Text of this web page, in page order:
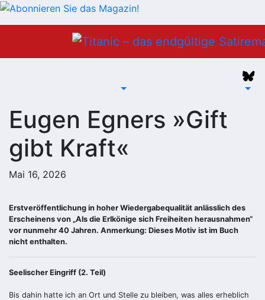
Eugen Egners »Gift
gibt Kraft«
Mai 16, 2026
Erstveröffentlichung in hoher Wiedergabequalität anlässlich des
Erscheinens von „Als die Erlkönige sich Freiheiten herausnahmen“
vor nunmehr 40 Jahren. Anmerkung: Dieses Motiv ist im Buch
nicht enthalten.
Seelischer Eingriff (2. Teil)
Bis dahin hatte ich an Ort und Stelle zu bleiben, was alles erheblich